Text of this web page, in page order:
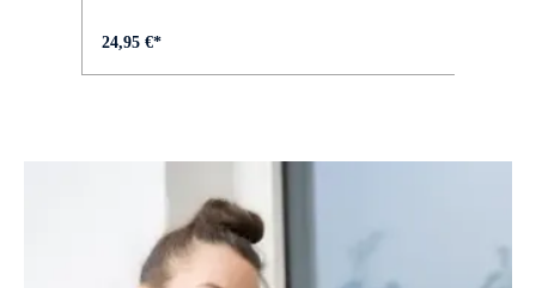
24,95 €*